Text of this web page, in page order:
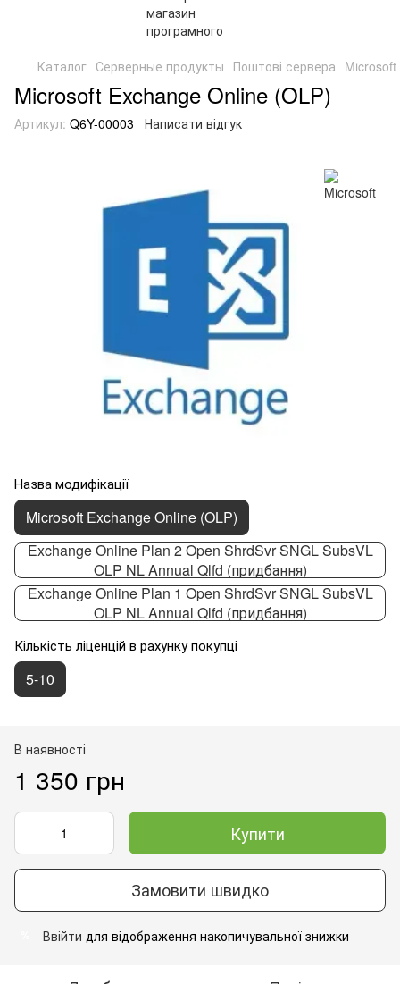
Каталог Серверные продукты Поштові сервера
Microsoft Exchange Online (OLP)
Артикул: Q6Y-00003 Написати відгук
Назва модифікації
Microsoft Exchange Online (OLP)
Exchange Online Plan 2 Open ShrdSvr SNGL SubsVL
OLP NL Annual Qlfd (придбання)
Exchange Online Plan 1 Open ShrdSvr SNGL SubsVL
OLP NL Annual Qlfd (придбання)
Кількість ліценцій в рахунку покупці
5-10
В наявності
1 350 грн
Купити
Замовити швидко
Ввійти для відображення накопичувальної знижки